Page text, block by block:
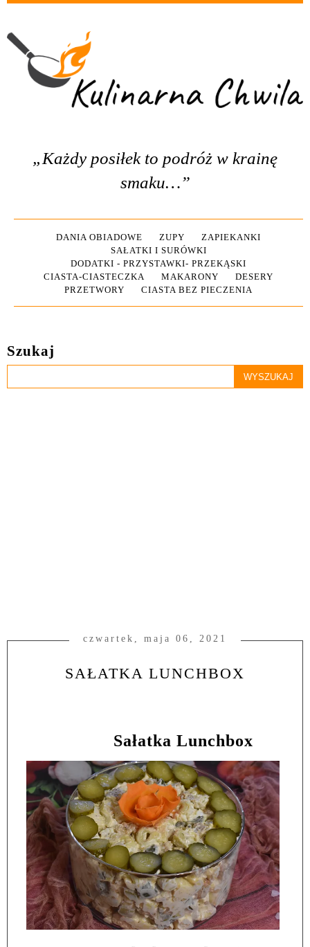
„Każdy posiłek to podróż w krainę
smaku…”
DANIA OBIADOWE ZUPY
ZAPIEKANKI
SAŁATKI I SURÓWKI
DODATKI - PRZYSTAWKI- PRZEKĄSKI
CIASTA-CIASTECZKA
MAKARONY
DESERY
PRZETWORY
CIASTA BEZ PIECZENIA
Szukaj
czwartek, maja 06, 2021
SAŁATKA LUNCHBOX
Sałatka Lunchbox